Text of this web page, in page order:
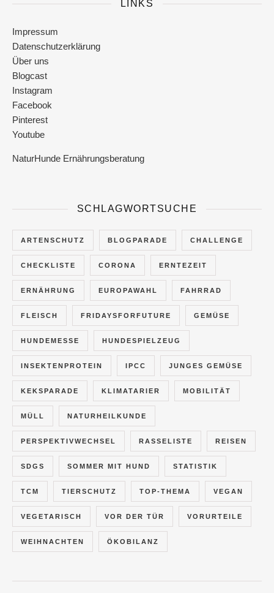
LINKS
Impressum
Datenschutzerklärung
Über uns
Blogcast
Instagram
Facebook
Pinterest
Youtube
NaturHunde Ernährungsberatung
SCHLAGWORTSUCHE
ARTENSCHUTZ BLOGPARADE CHALLENGE
CHECKLISTE CORONA ERNTEZEIT
ERNÄHRUNG EUROPAWAHL FAHRRAD
FLEISCH FRIDAYSFORFUTURE GEMÜSE
HUNDEMESSE HUNDESPIELZEUG
INSEKTENPROTEIN IPCC JUNGES GEMÜSE
KEKSPARADE KLIMATARIER MOBILITÄT
MÜLL NATURHEILKUNDE
PERSPEKTIVWECHSEL RASSELISTE REISEN
SDGS SOMMER MIT HUND STATISTIK
TCM TIERSCHUTZ TOP-THEMA VEGAN
VEGETARISCH VOR DER TÜR VORURTEILE
WEIHNACHTEN ÖKOBILANZ